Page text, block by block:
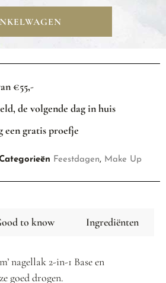
€55,-
de volgende dag in huis
een gratis proefje
Feestdagen, Make Up
to know Ingrediënten
nagellak 2-in-1 Base en
goed drogen.